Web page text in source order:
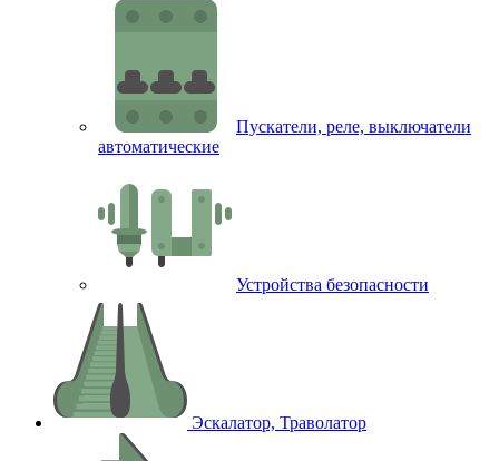
Пускатели, реле, выключатели
автоматические
Устройства безопасности
Эскалатор, Траволатор